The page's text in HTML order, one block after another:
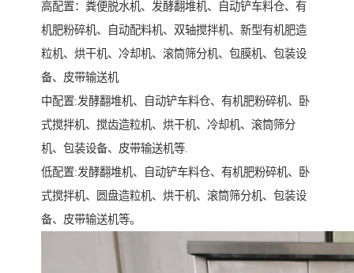
高配置：粪便脱水机、发酵翻堆机、自动铲车料仓、有
机肥粉碎机、自动配料机、双轴搅拌机、新型有机肥造
粒机、烘干机、冷却机、滚筒筛分机、包膜机、包装设
备、皮带输送机
中配置:发酵翻堆机、自动铲车料仓、有机肥粉碎机、卧
式搅拌机、搅齿造粒机、烘干机、冷却机、滚筒筛分
机、包装设备、皮带输送机等.
低配置:发酵翻堆机、自动铲车料仓、有机肥粉碎机、卧
式搅拌机、圆盘造粒机、烘干机、滚筒筛分机、包装设
备、皮带输送机等。